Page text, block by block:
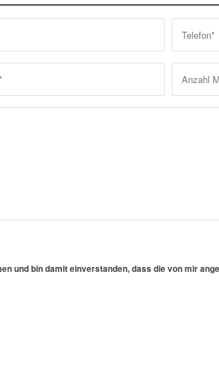
und bin damit einverstanden, dass die von mir